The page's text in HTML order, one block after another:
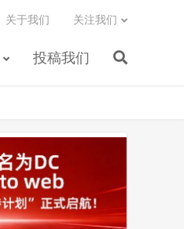
投稿我们
关于我们 关注我们